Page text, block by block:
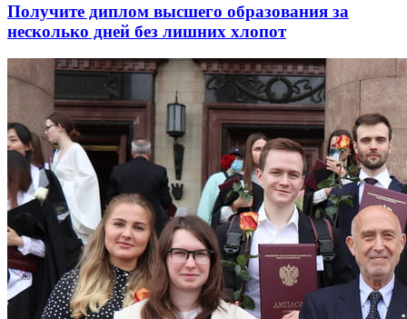
Получите диплом высшего образования за
несколько дней без лишних хлопот